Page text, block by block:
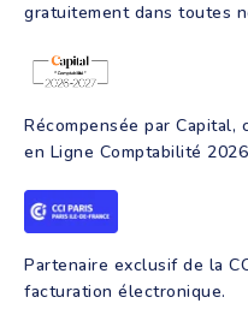
gratuitement dans toutes
Récompensée par
en Ligne Comptabilité
Partenaire exclusif de la
facturation électronique.